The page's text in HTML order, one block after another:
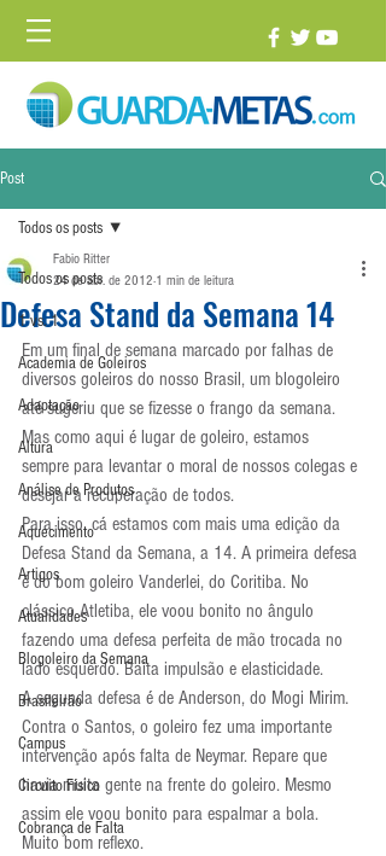
Post
Todos os posts
1 vs. 1
Academia de Goleiros
Adaptação
Altura
Análise de Produtos
Aquecimento
Artigos
Atualidades
Blogoleiro da Semana
Brasileirão
Campus
Circuito Físico
Cobrança de Falta
Todos os posts
Defesa Stand da Semana 14
Fabio Ritter
24 de abr. de 2012 1 min de leitura
Em um final de semana marcado por falhas de
diversos goleiros do nosso Brasil, um blogoleiro
até sugeriu que se fizesse o frango da semana.
Mas como aqui é lugar de goleiro, estamos
sempre para levantar o moral de nossos colegas e
desejar a recuperação de todos.
Para isso, cá estamos com mais uma edição da
Defesa Stand da Semana, a 14. A primeira defesa
é do bom goleiro Vanderlei, do Coritiba. No
clássico Atletiba, ele voou bonito no ângulo
fazendo uma defesa perfeita de mão trocada no
lado esquerdo. Baita impulsão e elasticidade.
A segunda defesa é de Anderson, do Mogi Mirim.
Contra o Santos, o goleiro fez uma importante
intervenção após falta de Neymar. Repare que
havia muita gente na frente do goleiro. Mesmo
assim ele voou bonito para espalmar a bola.
Muito bom reflexo.